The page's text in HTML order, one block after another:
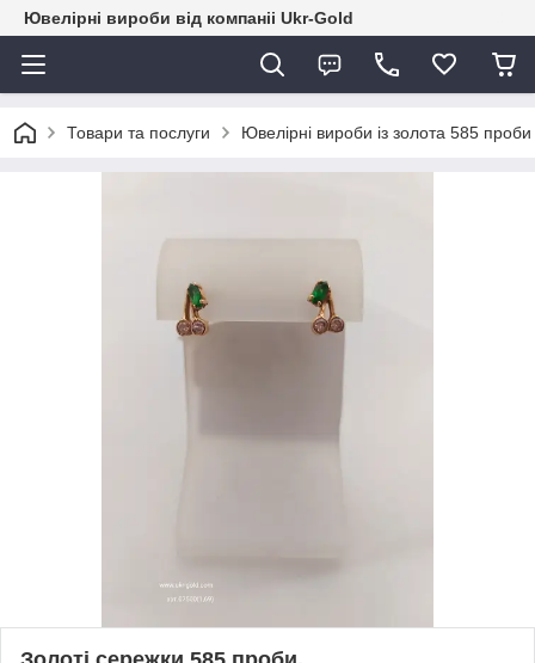
Ювелірні вироби від компаніі Ukr-Gold
Товари та послуги Ювелірні вироби із золота 585 проби